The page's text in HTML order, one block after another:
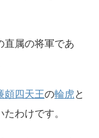
直属の将軍であ
頗四天王の輪虎 と
わけです。